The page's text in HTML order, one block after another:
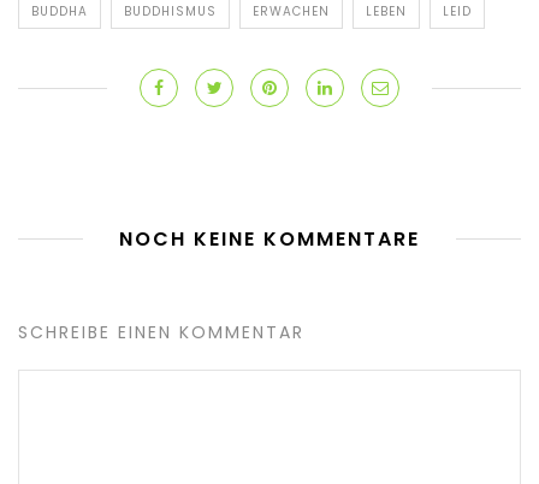
BUDDHA BUDDHISMUS ERWACHEN LEBEN LEID
NOCH KEINE KOMMENTARE
SCHREIBE EINEN KOMMENTAR